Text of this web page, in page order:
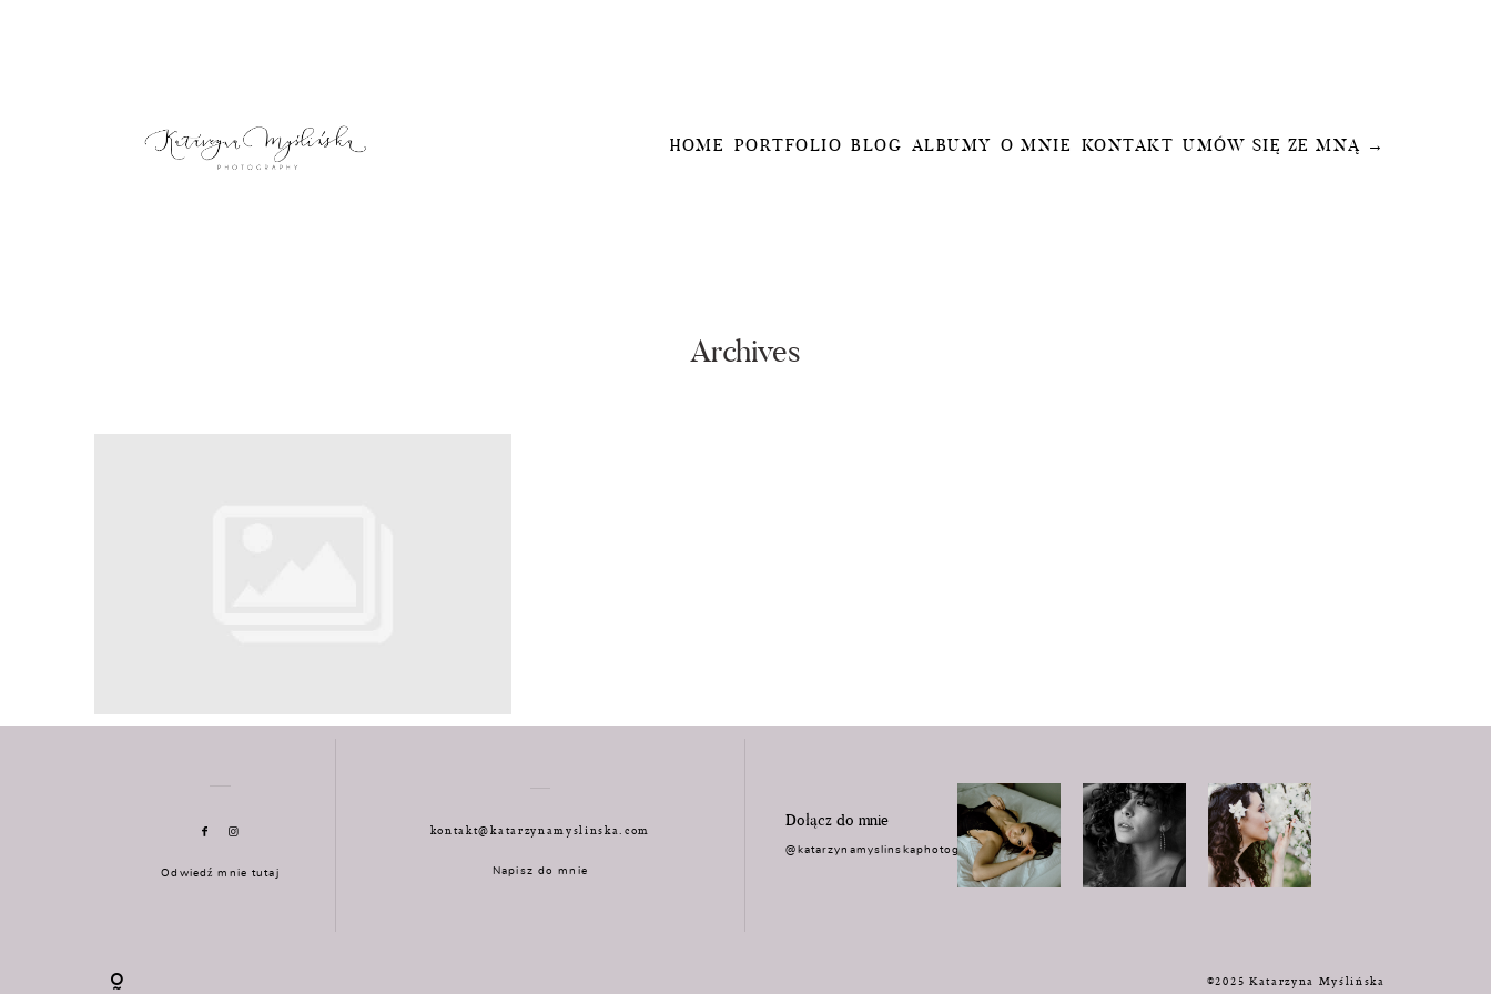
HOME PORTFOLIO BLOG ALBUMY O MNIE KONTAKT UMÓW SIĘ ZE MNĄ →
Archives
Odwiedź mnie tutaj
kontakt@katarzynamyslinska.com
Napisz do mnie
Dołącz do mnie
@katarzynamyslinskaphotography
©2025 Katarzyna Myślińska